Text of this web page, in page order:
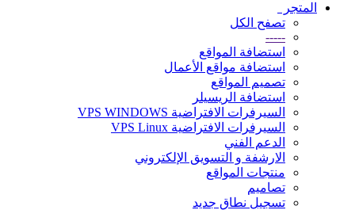
المتجر
تصفح الكل
-----
استضافة المواقع
استضافة مواقع الأعمال
تصميم المواقع
استضافة الريسيلر
السيرفرات الافتراضية VPS WINDOWS
السيرفرات الافتراضية VPS Linux
الدعم الفني
الارشفة و التسويق الإلكتروني
منتجات المواقع
تصاميم
تسجيل نطاق جديد